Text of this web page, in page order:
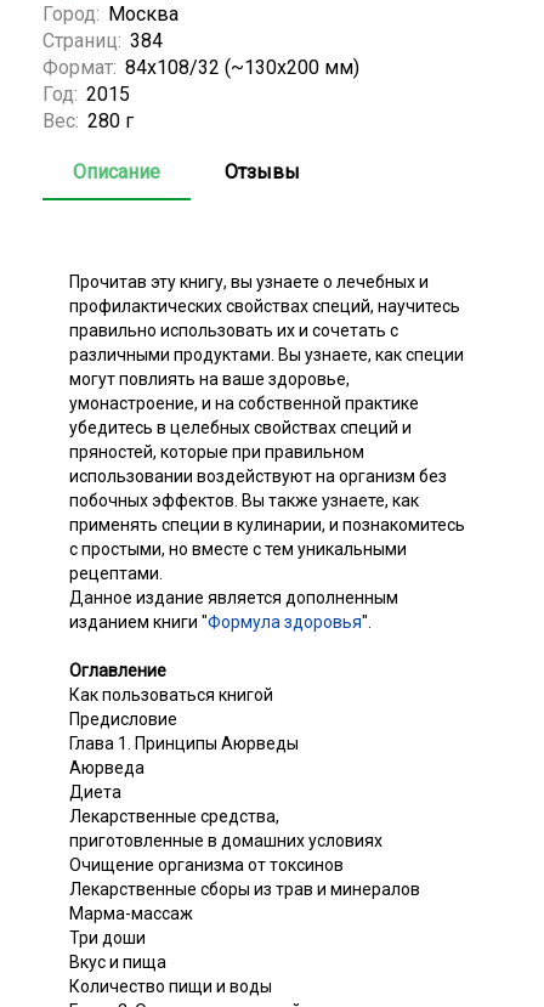
Город: Москва
Страниц: 384
Формат: 84x108/32 (~130х200 мм)
Год: 2015
Вес: 280 г
Описание Отзывы
Прочитав эту книгу, вы узнаете о лечебных и
профилактических свойствах специй, научитесь
правильно использовать их и сочетать с
различными продуктами. Вы узнаете, как специи
могут повлиять на ваше здоровье,
умонастроение, и на собственной практике
убедитесь в целебных свойствах специй и
пряностей, которые при правильном
использовании воздействуют на организм без
побочных эффектов. Вы также узнаете, как
применять специи в кулинарии, и познакомитесь
с простыми, но вместе с тем уникальными
рецептами.
Данное издание является дополненным
изданием книги "Формула здоровья".
Оглавление
Как пользоваться книгой
Предисловие
Глава 1. Принципы Аюрведы
Аюрведа
Диета
Лекарственные средства,
приготовленные в домашних условиях
Очищение организма от токсинов
Лекарственные сборы из трав и минералов
Марма-массаж
Три доши
Вкус и пища
Количество пищи и воды